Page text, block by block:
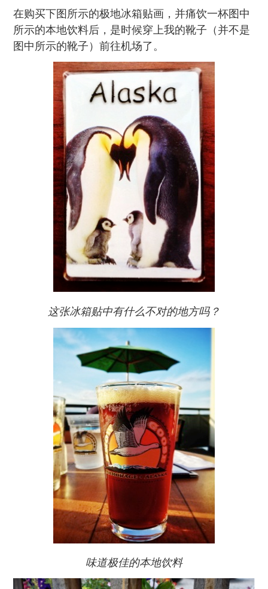
在购买下图所示的极地冰箱贴画，并痛饮一杯图中
所示的本地饮料后，是时候穿上我的靴子（并不是
图中所示的靴子）前往机场了。
这张冰箱贴中有什么不对的地方吗？
味道极佳的本地饮料